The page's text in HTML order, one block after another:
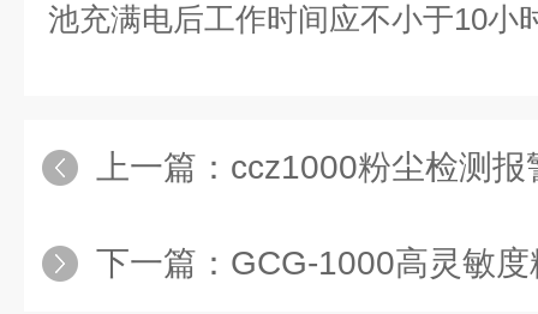
池充满电后工作时间应不小于10小
上一篇： ccz1000粉尘检测报
下一篇： GCG-1000高灵敏